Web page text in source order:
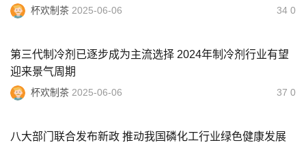
杯欢制茶 2025-06-06 34 0
第三代制冷剂已逐步成为主流选择 2024年制冷剂行业有望
迎来景气周期
杯欢制茶 2025-06-06 37 0
八大部门联合发布新政 推动我国磷化工行业绿色健康发展